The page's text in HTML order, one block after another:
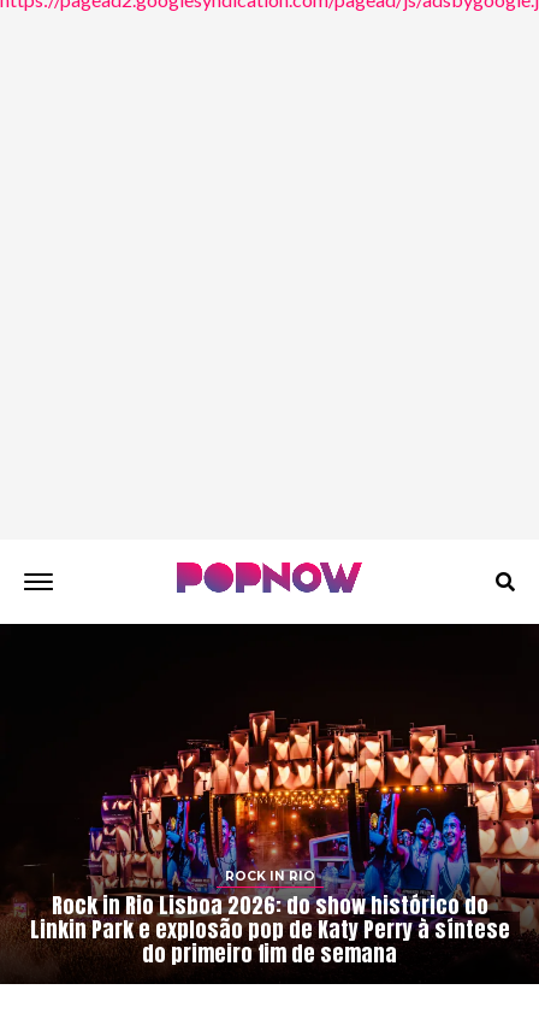
ROCK IN RIO
Rock in Rio Lisboa 2026: do show histórico do
Linkin Park e explosão pop de Katy Perry à síntese
do primeiro fim de semana